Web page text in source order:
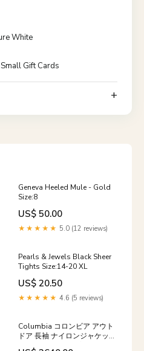
White
Gift Cards
Geneva Heeled Mule - Gold
Size:8
US$ 50.00
★★★★★ 5.0 (12 reviews)
Pearls & Jewels Black Sheer
Tights Size:14-20 XL
US$ 20.50
★★★★★ 4.6 (5 reviews)
Columbia コロンビア アウト
ドア 長袖 ナイロンジャケット
M グリーン×パープル系 メン